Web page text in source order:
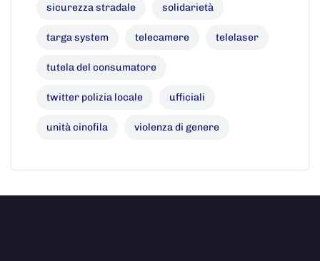
sicurezza stradale solidarietà
targa system telecamere telelaser
tutela del consumatore
twitter polizia locale ufficiali
unità cinofila violenza di genere